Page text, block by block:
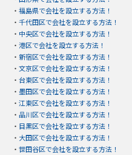
・ 福島県で会社を設立する方法！
・ 千代田区で会社を設立する方法！
・ 中央区で会社を設立する方法！
・ 港区で会社を設立する方法！
・ 新宿区で会社を設立する方法！
・ 文京区で会社を設立する方法！
・ 台東区で会社を設立する方法！
・ 墨田区で会社を設立する方法！
・ 江東区で会社を設立する方法！
・ 品川区で会社を設立する方法！
・ 目黒区で会社を設立する方法！
・ 大田区で会社を設立する方法！
・ 世田谷区で会社を設立する方法！